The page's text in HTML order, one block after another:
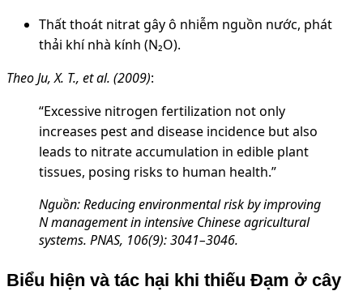
Thất thoát nitrat gây ô nhiễm nguồn nước, phát
thải khí nhà kính (N₂O).
Theo Ju, X. T., et al. (2009):
“Excessive nitrogen fertilization not only
increases pest and disease incidence but also
leads to nitrate accumulation in edible plant
tissues, posing risks to human health.”
Nguồn: Reducing environmental risk by improving
N management in intensive Chinese agricultural
systems. PNAS, 106(9): 3041–3046.
Biểu hiện và tác hại khi thiếu Đạm ở cây